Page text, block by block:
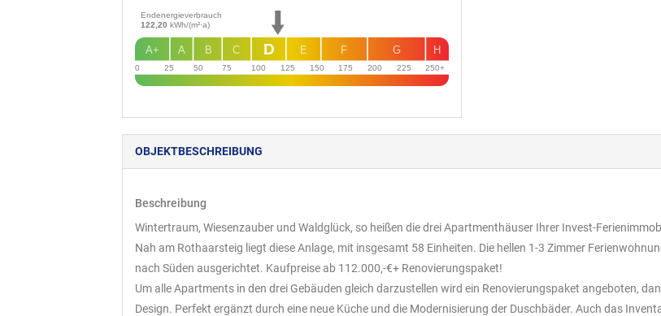
0 25 50 75 100 125 150 175 200 225 250+
H
G
F
E
C
B
A
A+ D
Endenergieverbrauch
122,20 kWh/(m²·a)
OBJEKT­BESCHREIBUNG
Beschreibung
Wintertraum, Wiesenzauber und Waldglück, so heißen die drei Apartmenthäuser Ihrer Invest-
Nah am Rothaarsteig liegt diese Anlage, mit insgesamt 58 Einheiten. Die hellen 1-3 Zimmer
nach Süden ausgerichtet. Kaufpreise ab 112.000,-€+ Renovierungspaket!
Um alle Apartments in den drei Gebäuden gleich darzustellen wird ein Renovierungspaket angeboten,
Design. Perfekt ergänzt durch eine neue Küche und die Modernisierung der Duschbäder. Auch das